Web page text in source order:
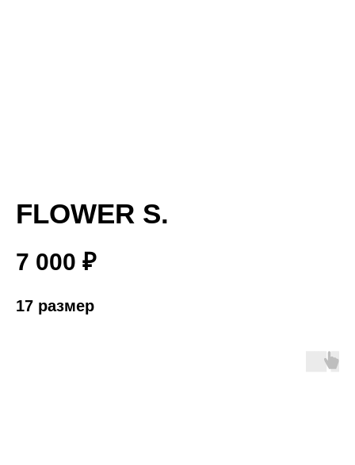
FLOWER S.
7 000 ₽
17 размер